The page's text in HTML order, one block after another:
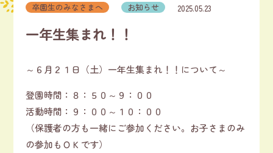
卒園生のみなさまへ お知らせ 2025.05.23
一年生集まれ！！
～６月２１日（土）一年生集まれ！！について～
登園時間：８：５０～９：００
活動時間：９：００～１０：００
（保護者の方も一緒にご参加ください。お子さまのみ
の参加もＯＫです）